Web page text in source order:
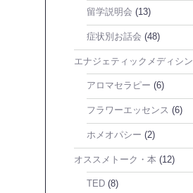
留学説明会 (13)
症状別お話会 (48)
エナジェティックメディシン
アロマセラピー (6)
フラワーエッセンス (6)
ホメオパシー (2)
オススメトーク・本 (12)
TED (8)